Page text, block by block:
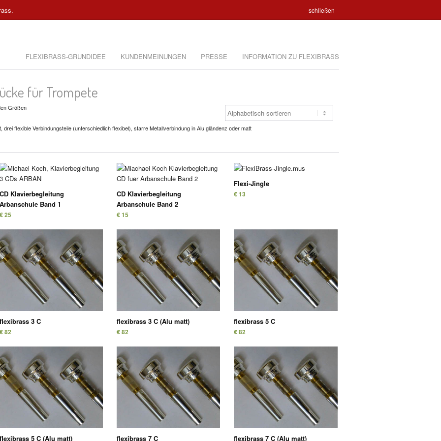
Warenkorb € 0
schließen
FLEXIBRASS-GRUNDIDEE KUNDENMEINUNGEN PRESSE INFORMATION ZU FLEXIBRASS
für Trompete
Größen
flexible Verbindungsteile (unterschiedlich flexibel), starre Metallverbindung in Alu gländenz oder matt
CD Klavierbegleitung
Arbanschule Band 1
€ 25
CD Klavierbegleitung
Arbanschule Band 2
€ 15
Flexi-Jingle
€ 13
flexibrass 3 C
€ 82
flexibrass 3 C (Alu matt)
€ 82
flexibrass 5 C
€ 82
flexibrass 5 C (Alu matt) flexibrass 7 C flexibrass 7 C (Alu matt)